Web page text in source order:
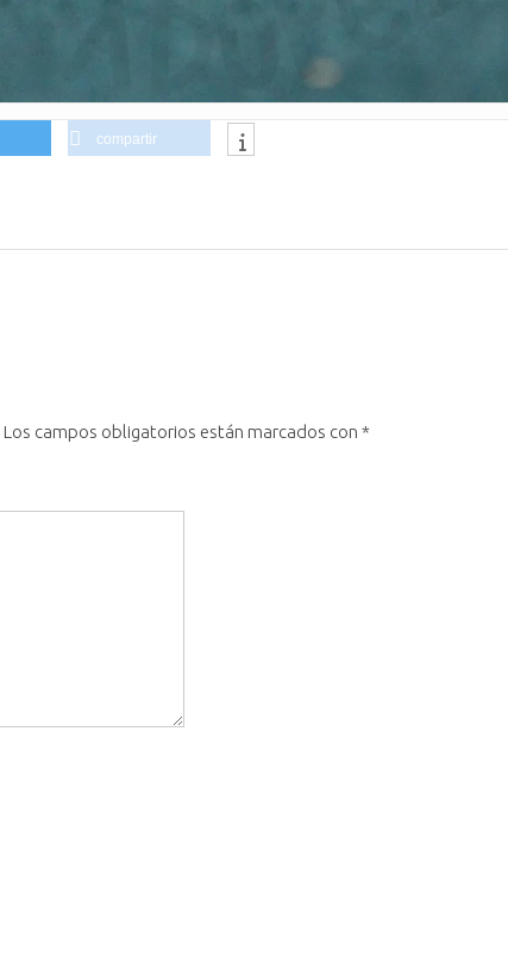
compartir
Los campos obligatorios están marcados con *